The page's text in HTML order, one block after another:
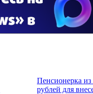
Пенсионерка
рублей для